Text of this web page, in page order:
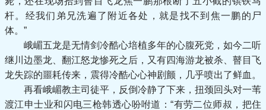
杆。经我们弟兄洗遍了附近各处，就是找不到焦一鹏的尸
体。”
峨嵋五龙是无情剑冷酷心培植多年的心腹死党，如今二听
继川边墨龙、翻江怒龙惨死之后，又有四海游龙被杀、瞽目飞
龙失踪的噩耗传来，震得冷酷心心神剧颤，几乎喷出了鲜血。
再看峨嵋教主司徒平，反倒冷静了下来，扭颈回头对一苇
渡江申士业和闪电三枪韩透心吩咐道：“有劳二位师叔，把住